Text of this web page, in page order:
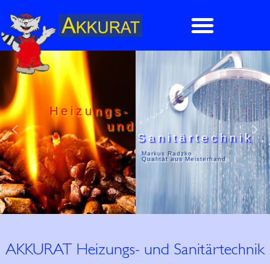
Heizungs-
und
Sanitärtechnik
Markus Radzko
Qualität aus Meisterhand
AKKURAT Heizungs- und Sanitärtechnik